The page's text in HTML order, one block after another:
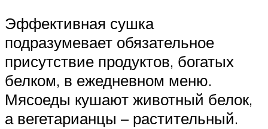
Эффективная сушка
подразумевает обязательное
присутствие продуктов, богатых
белком, в ежедневном меню.
Мясоеды кушают животный белок,
а вегетарианцы – растительный.